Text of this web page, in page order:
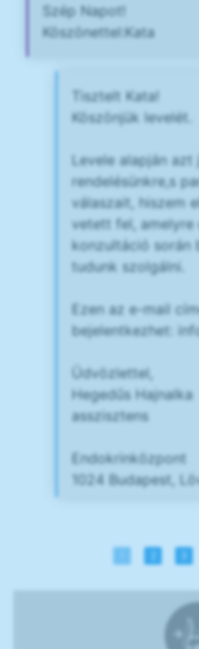
Szép Napot!
Köszönettel:Kata
Tisztelt Kata!
Köszönjük levelét.
Levele alapján
rendelésünkre,s
válaszait, hiszem
vetett fel, amelyre
konzultáció során
tudunk szolgálni.
Ezen az e-mail
bejelentkezhet:
Üdvözlettel,
Hegedűs Hajnalka
asszisztens
Endokrinközpont
1024 Budapest,